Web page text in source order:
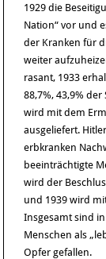
1929 die
Nation“ vor und
der Kranken für
weiter
rasant, 1933
88,7%, 43,9%
wird mit dem
ausgeliefert.
erbkranken
beeinträchtigte
wird der
und 1939 wird
Insgesamt sind
Menschen als
Opfer gefallen.